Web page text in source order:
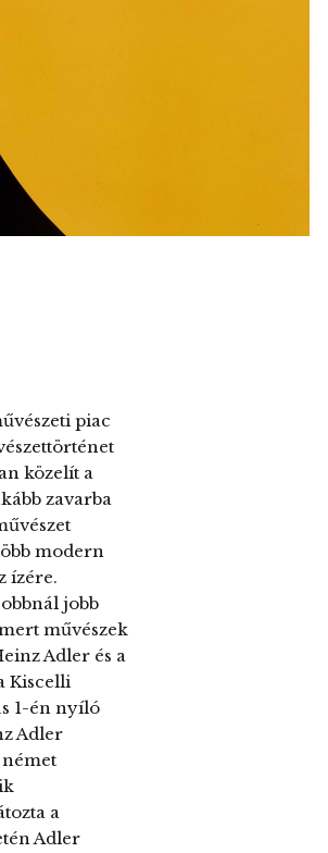
piac
közelít a
zavarba
modern
ízére.
jobb
művészek
Adler és a
Kiscelli
1-én nyíló
Adler
a
Adler